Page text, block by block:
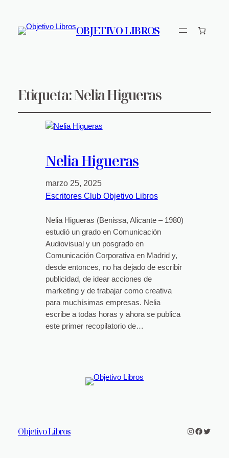
OBJETIVO LIBROS
Etiqueta:Nelia Higueras
Nelia Higueras
marzo 25, 2025
Escritores Club Objetivo Libros
Nelia Higueras (Benissa, Alicante – 1980)
estudió un grado en Comunicación
Audiovisual y un posgrado en
Comunicación Corporativa en Madrid y,
desde entonces, no ha dejado de escribir
publicidad, de idear acciones de
marketing y de trabajar como creativa
para muchísimas empresas. Nelia
escribe a todas horas y ahora se publica
este primer recopilatorio de…
Objetivo Libros Instagram
Twitter